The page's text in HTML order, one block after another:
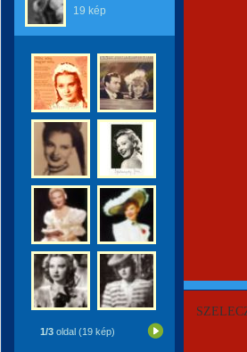
19 kép
1/3 oldal (19 kép)